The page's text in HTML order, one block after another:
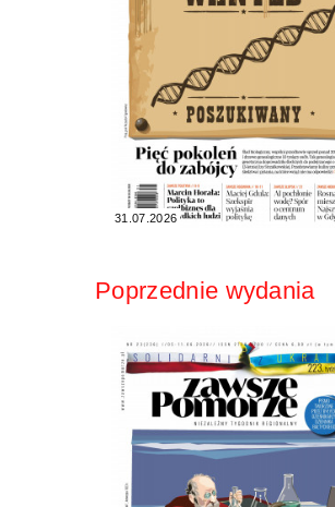
31.07.2026
Poprzednie wydania